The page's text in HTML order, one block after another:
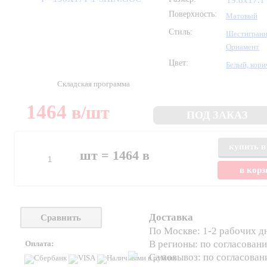
Поверхность:
Матовый
Стиль:
Орнамент
Цвет:
Белый,
Складская программа
1464 в/шт
шт = 1464в
купить
в
Сравнить
Оплата:
Доставка
По Москве: 1-2 рабочих
В регионы: по
Самовывоз: по